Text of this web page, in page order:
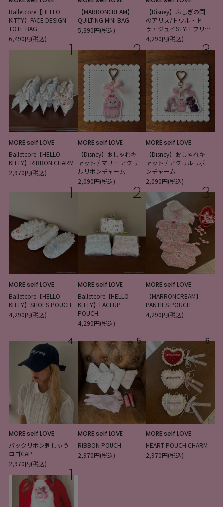
Balletcore【HELLO
KITTY】FACE DESIGN
TOTE BAG
6,490円(税込)
【MARRONCREAM】
QUILTING MINI BAG
5,390円(税込)
【Disney】ふしぎの国
のアリス/トワル・ド
ゥ・ジュイSTYLEフリル
トートバッグ
4,290円(税込)
1
MORE self LOVE
Balletcore【HELLO
KITTY】RIBBON CHARM
2,970円(税込)
2
MORE self LOVE
【Disney】おしゃれキ
ャット / マリー アクリ
ルリボンチャーム
2,090円(税込)
3
MORE self LOVE
【Disney】おしゃれキ
ャット / アクリルリボ
ンチャーム
2,090円(税込)
1
MORE self LOVE
Balletcore【HELLO
KITTY】SHOES POUCH
4,290円(税込)
2
MORE self LOVE
Balletcore【HELLO
KITTY】LACEUP
POUCH
4,290円(税込)
3
MORE self LOVE
【MARRONCREAM】
PANTIES POUCH
4,290円(税込)
4
MORE self LOVE
バックリボン刺しゅう
ロゴCAP
2,970円(税込)
5
MORE self LOVE
RIBBON POUCH
2,970円(税込)
6
MORE self LOVE
HEART POUCH CHARM
2,970円(税込)
1